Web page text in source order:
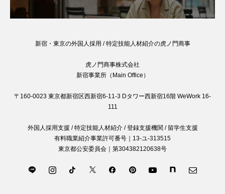
新宿・東京の外国人採用 / 特定技能人材紹介の虎ノ門商事
虎ノ門商事株式会社
新宿事業所（Main Office）
〒160-0023 東京都新宿区西新宿6-11-3 Dタワー西新宿16階 WeWork 16-
111
外国人採用支援 / 特定技能人材紹介 / 登録支援機関 / 留学生支援
有料職業紹介事業許可番号｜13-ユ-313515
東京都公安委員会｜第304382120638号